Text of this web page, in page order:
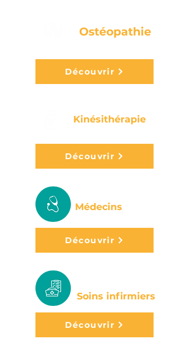
Ostéopathie
Découvrir
Kinésithérapie
Découvrir
Médecins
Découvrir
Soins infirmiers
Découvrir